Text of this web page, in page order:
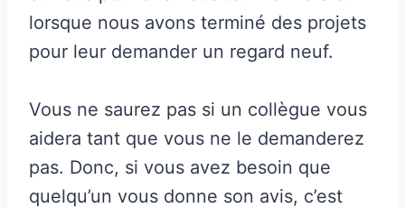
lorsque nous avons terminé des projets
pour leur demander un regard neuf.
Vous ne saurez pas si un collègue vous
aidera tant que vous ne le demanderez
pas. Donc, si vous avez besoin que
quelqu’un vous donne son avis, c’est